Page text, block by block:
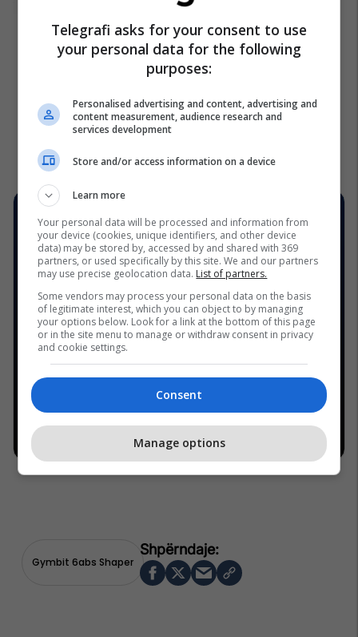
Gymbit 6abs Shaper
Telegrafi asks for your consent to use
your personal data for the following
purposes:
Personalised advertising and content, advertising and
content measurement, audience research and
services development
Store and/or access information on a device
Learn more
Your personal data will be processed and information from
your device (cookies, unique identifiers, and other device
data) may be stored by, accessed by and shared with 369
partners, or used specifically by this site. We and our partners
may use precise geolocation data. List of partners.
Some vendors may process your personal data on the basis
of legitimate interest, which you can object to by managing
your options below. Look for a link at the bottom of this page
or in the site menu to manage or withdraw consent in privacy
and cookie settings.
Consent
Manage options